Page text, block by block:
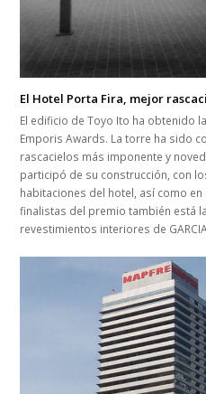
El Hotel Porta Fira, mejor
El edificio de Toyo Ito ha obtenido
Emporis Awards. La torre ha sido
rascacielos más imponente y
participó de su construcción, con
habitaciones del hotel, así como
finalistas del premio también está
revestimientos interiores de GARCIA